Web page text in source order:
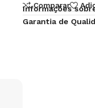
Comparar
Informações
Garantia de